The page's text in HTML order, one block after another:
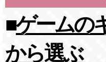
■ゲームの
から選ぶ